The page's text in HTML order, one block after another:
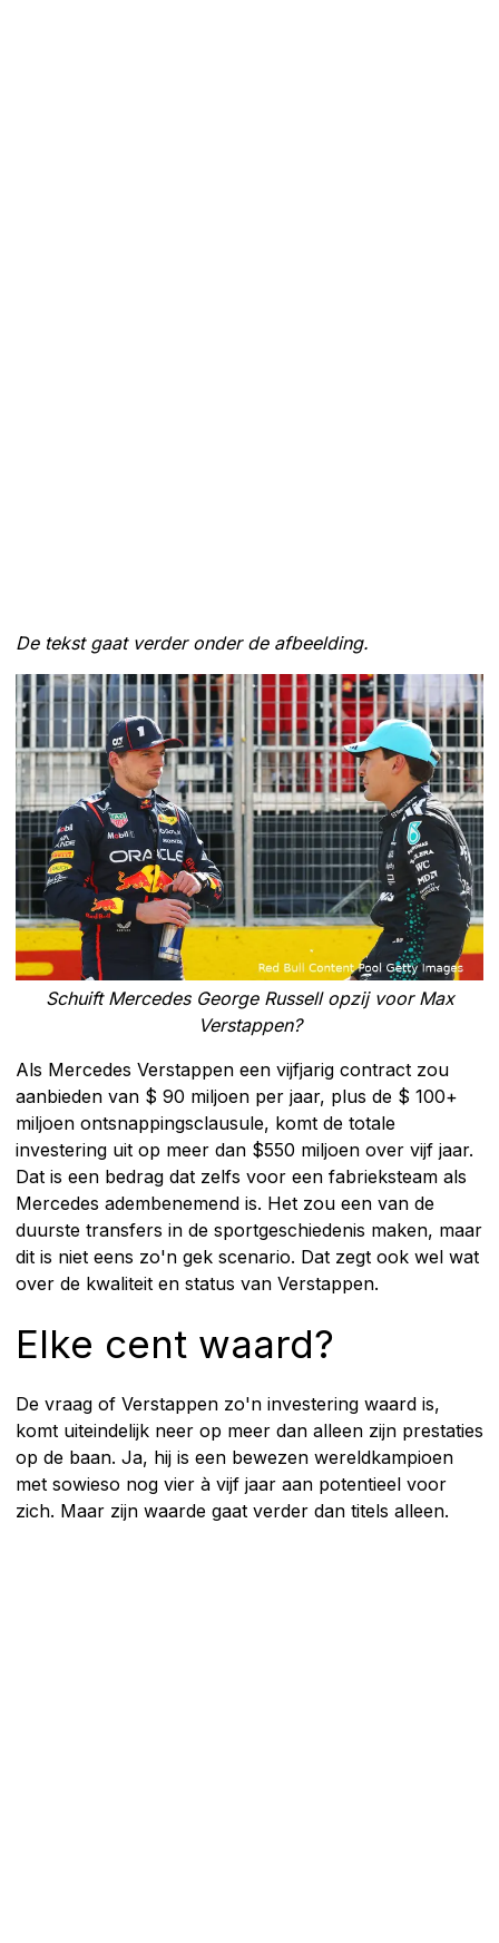
De tekst gaat verder onder de afbeelding.
Schuift Mercedes George Russell opzij voor Max
Verstappen?
Als Mercedes Verstappen een vijfjarig contract zou
aanbieden van $ 90 miljoen per jaar, plus de $ 100+
miljoen ontsnappingsclausule, komt de totale
investering uit op meer dan $550 miljoen over vijf jaar.
Dat is een bedrag dat zelfs voor een fabrieksteam als
Mercedes adembenemend is. Het zou een van de
duurste transfers in de sportgeschiedenis maken, maar
dit is niet eens zo'n gek scenario. Dat zegt ook wel wat
over de kwaliteit en status van Verstappen.
Elke cent waard?
De vraag of Verstappen zo'n investering waard is,
komt uiteindelijk neer op meer dan alleen zijn prestaties
op de baan. Ja, hij is een bewezen wereldkampioen
met sowieso nog vier à vijf jaar aan potentieel voor
zich. Maar zijn waarde gaat verder dan titels alleen.